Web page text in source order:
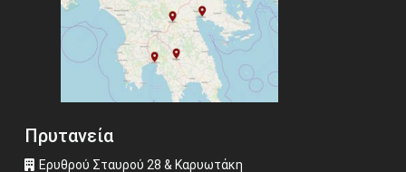
Πρυτανεία
Ερυθρού Σταυρού 28 & Καρυωτάκη